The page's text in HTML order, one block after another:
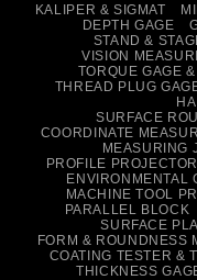
KALIPER & SIGMAT
DEPTH GAGE
STAND &
VISION
TORQUE GAGE
THREAD PLUG
SURFACE
COORDINATE
MEASURING
PROFILE PROJECTOR
ENVIRONMENTAL
MACHINE TOOL
PARALLEL BLOCK
SURFACE
FORM & ROUNDNESS
COATING TESTER &
THICKNESS